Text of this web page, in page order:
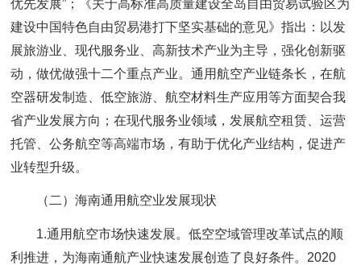
优先发展”；《关于高标准高质量建设全岛自由贸易试验区为
建设中国特色自由贸易港打下坚实基础的意见》指出：以发
展旅游业、现代服务业、高新技术产业为主导，强化创新驱
动，做优做强十二个重点产业。通用航空产业链条长，在航
空器研发制造、低空旅游、航空材料生产应用等方面契合我
省产业发展方向；在现代服务业领域，发展航空租赁、运营
托管、公务航空等高端市场，有助于优化产业结构，促进产
业转型升级。
（二）海南通用航空业发展现状
1.通用航空市场快速发展。低空空域管理改革试点的顺
利推进，为海南通航产业快速发展创造了良好条件。2020